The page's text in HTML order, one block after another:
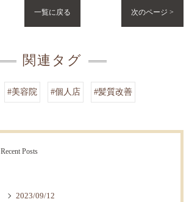
一覧に戻る 次のページ >
関連タグ
#美容院 #個人店 #髪質改善
Recent Posts
2023/09/12